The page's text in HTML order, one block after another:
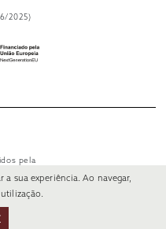
2025)
pela
.
a sua experiência. Ao navegar,